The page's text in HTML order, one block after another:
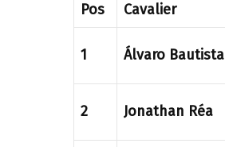
Pos
Cavalier
1 Álvaro Bautista
2 Jonathan Réa